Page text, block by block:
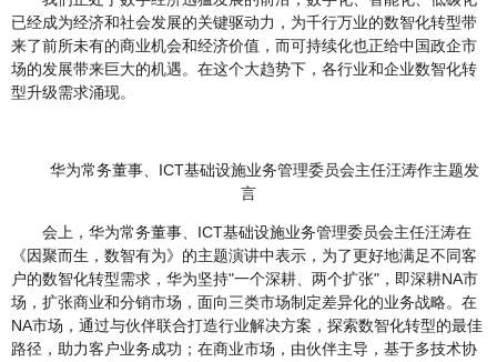
已经成为经济和社会发展的关键驱动力，为千行万业的数智化转型带
来了前所未有的商业机会和经济价值，而可持续化也正给中国政企市
场的发展带来巨大的机遇。在这个大趋势下，各行业和企业数智化转
型升级需求涌现。
华为常务董事、ICT基础设施业务管理委员会主任汪涛作主题发
言
会上，华为常务董事、ICT基础设施业务管理委员会主任汪涛在
《因聚而生，数智有为》的主题演讲中表示，为了更好地满足不同客
户的数智化转型需求，华为坚持"一个深耕、两个扩张"，即深耕NA市
场，扩张商业和分销市场，面向三类市场制定差异化的业务战略。在
NA市场，通过与伙伴联合打造行业解决方案，探索数智化转型的最佳
路径，助力客户业务成功；在商业市场，由伙伴主导，基于多技术协